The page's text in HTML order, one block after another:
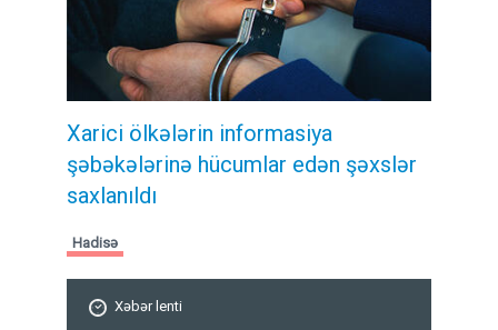
Xarici ölkələrin informasiya
şəbəkələrinə hücumlar edən şəxslər
saxlanıldı
Hadisə
Xəbər lenti